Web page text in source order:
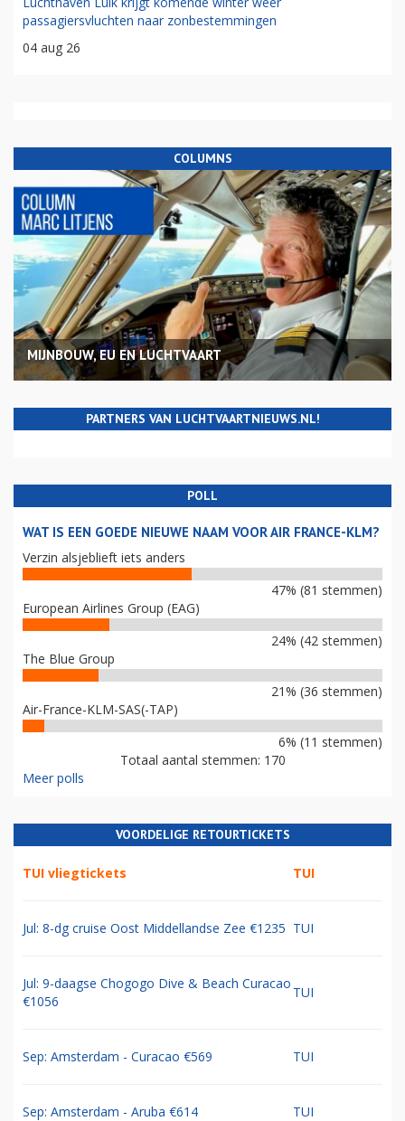
passagiersvluchten naar zonbestemmingen
04 aug 26
COLUMNS
MIJNBOUW, EU EN LUCHTVAART
PARTNERS VAN LUCHTVAARTNIEUWS.NL!
POLL
WAT IS EEN GOEDE NIEUWE NAAM VOOR AIR FRANCE-KLM?
Verzin alsjeblieft iets anders
47% (81 stemmen)
European Airlines Group (EAG)
24% (42 stemmen)
The Blue Group
21% (36 stemmen)
Air-France-KLM-SAS(-TAP)
6% (11 stemmen)
Totaal aantal stemmen: 170
Meer polls
VOORDELIGE RETOURTICKETS
TUI vliegtickets TUI
Jul: 8-dg cruise Oost Middellandse Zee €1235 TUI
Jul: 9-daagse Chogogo Dive & Beach Curacao
€1056
TUI
Sep: Amsterdam - Curacao €569 TUI
Sep: Amsterdam - Aruba €614 TUI